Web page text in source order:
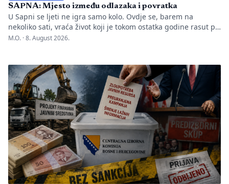
SAPNA: Mjesto između odlazaka i povratka
U Sapni se ljeti ne igra samo kolo. Ovdje se, barem na
nekoliko sati, vraća život koji je tokom ostatka godine rasut po
Evropi. Dva puta sedmično, kada muzika počne, na prostoru
kraja. Neki su došli iz […]
M.O. ·8. August 2026.